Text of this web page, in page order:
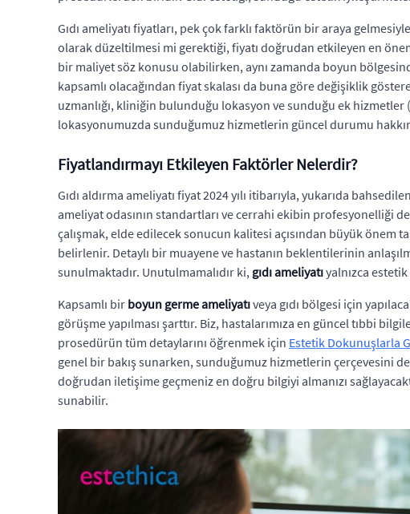
Gıdı ameliyatı fiyatları, pek çok farklı faktörün bir araya
olarak düzeltilmesi mi gerektiği, fiyatı doğrudan etkileyen en
bir maliyet söz konusu olabilirken, aynı zamanda boyun
kapsamlı olacağından fiyat skalası da buna göre değişiklik
uzmanlığı, kliniğin bulunduğu lokasyon ve sunduğu ek
lokasyonumuzda sunduğumuz hizmetlerin güncel durumu
Fiyatlandırmayı Etkileyen Faktörler Nelerdir?
Gıdı aldırma ameliyatı fiyat 2024 yılı itibarıyla, yukarıda
ameliyat odasının standartları ve cerrahi ekibin profesyonelliği
çalışmak, elde edilecek sonucun kalitesi açısından büyük önem
belirlenir. Detaylı bir muayene ve hastanın beklentilerinin
sunulmaktadır. Unutulmamalıdır ki, gıdı ameliyatıyalnızca
Kapsamlı bir boyun germe ameliyatıveya gıdı bölgesi için
görüşme yapılması şarttır. Biz, hastalarımıza en güncel tıbbi
prosedürün tüm detaylarını öğrenmek için Estetik Dokunuşlarla
genel bir bakış sunarken, sunduğumuz hizmetlerin çerçevesini
doğrudan iletişime geçmeniz en doğru bilgiyi almanızı
sunabilir.